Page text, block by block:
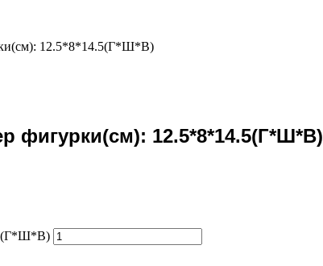
12.5*8*14.5(Г*Ш*В)
фигурки(см): 12.5*8*14.5(Г*Ш*В)